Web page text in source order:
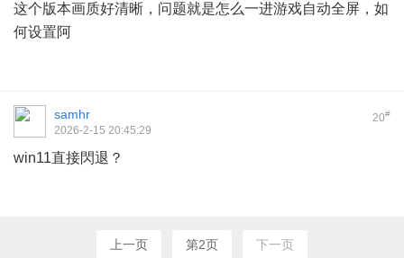
这个版本画质好清晰，问题就是怎么一进游戏自动全屏，如
何设置阿
20#
samhr
2026-2-15 20:45:29
win11直接閃退？
上一页 第2页 下一页